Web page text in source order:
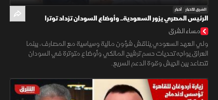
الشرق للأخبار أخبار
الرئيس المصري يزور السعودية.. وأوضاع السودان تزداد توترا
مساء الشرق
ولي العهد السعودي يناقش شؤون مالية وسياسية مع المصارف، بينما
العراق يواجه تحديات حسم ترشيح المالكي وأوضاع متوترة في السودان
تتصاعد بين الجيش وقوة الدعم السريع.